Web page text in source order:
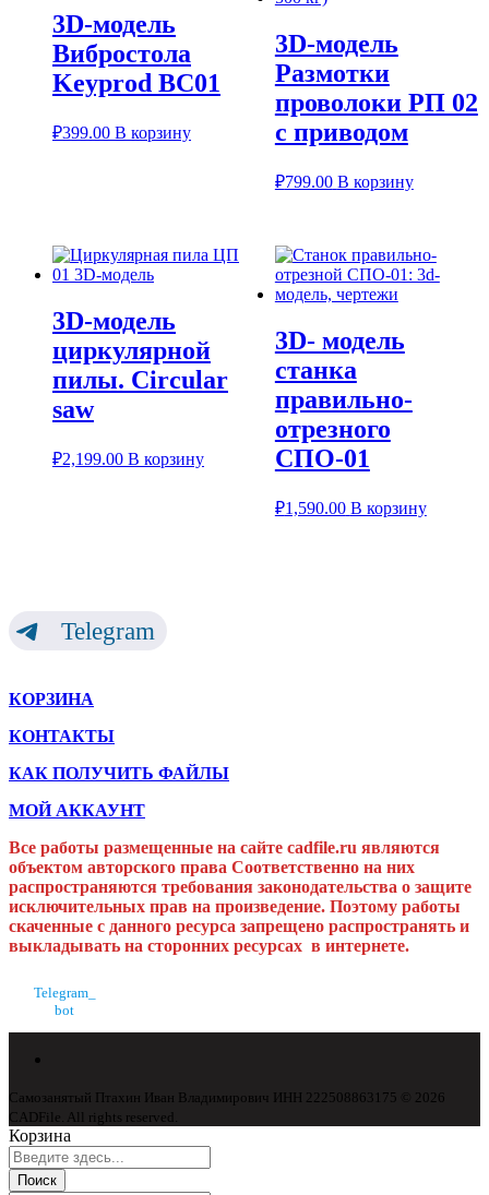
3D-модель
Вибростола
Keyprod ВС01
₽399.00 В корзину
3D-модель
Размотки
проволоки РП 02
с приводом
₽799.00 В корзину
3D-модель
циркулярной
пилы. Circular
saw
₽2,199.00 В корзину
3D- модель
станка
правильно-
отрезного
СПО-01
₽1,590.00 В корзину
Telegram
КОРЗИНА
КОНТАКТЫ
КАК ПОЛУЧИТЬ ФАЙЛЫ
МОЙ АККАУНТ
Все работы размещенные на сайте cadfile.ru являются
объектом авторского права Соответственно на них
распространяются требования законодательства о защите
исключительных прав на произведение. Поэтому работы
скаченные с данного ресурса запрещено распространять и
выкладывать на сторонних ресурсах в интернете.
Telegram_
bot
Самозанятый Птахин Иван Владимирович ИНН 222508863175 © 2026
CADFile. All rights reserved.
Корзина